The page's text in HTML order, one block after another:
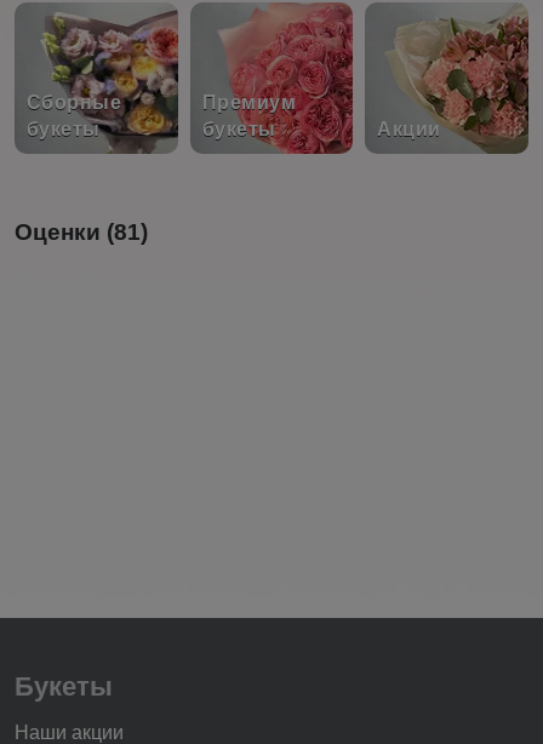
Сборные
букеты
Премиум
букеты
Акции
Оценки (81)
Букеты
Наши акции